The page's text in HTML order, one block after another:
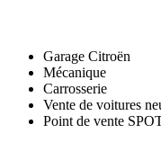
Garage Citroën
Mécanique
Carrosserie
Vente de voitures
Point de vente